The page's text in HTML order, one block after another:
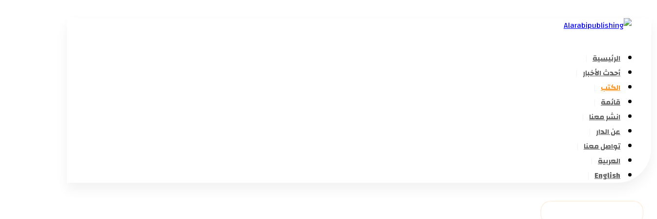
الرئيسية
أحدث الأخبار
الكتب
قائمة
انشر معنا
عن الدار
تواصل معنا
العربية
English